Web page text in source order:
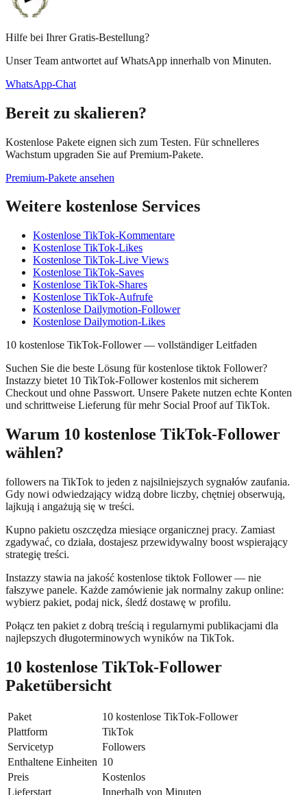
Hilfe bei Ihrer Gratis-Bestellung?
Unser Team antwortet auf WhatsApp innerhalb von Minuten.
WhatsApp-Chat
Bereit zu skalieren?
Kostenlose Pakete eignen sich zum Testen. Für schnelleres
Wachstum upgraden Sie auf Premium-Pakete.
Premium-Pakete ansehen
Weitere kostenlose Services
Kostenlose TikTok-Kommentare
Kostenlose TikTok-Likes
Kostenlose TikTok-Live Views
Kostenlose TikTok-Saves
Kostenlose TikTok-Shares
Kostenlose TikTok-Aufrufe
Kostenlose Dailymotion-Follower
Kostenlose Dailymotion-Likes
10 kostenlose TikTok-Follower — vollständiger Leitfaden
Suchen Sie die beste Lösung für kostenlose tiktok Follower?
Instazzy bietet 10 TikTok-Follower kostenlos mit sicherem
Checkout und ohne Passwort. Unsere Pakete nutzen echte Konten
und schrittweise Lieferung für mehr Social Proof auf TikTok.
Warum 10 kostenlose TikTok-Follower
wählen?
followers na TikTok to jeden z najsilniejszych sygnałów zaufania.
Gdy nowi odwiedzający widzą dobre liczby, chętniej obserwują,
lajkują i angażują się w treści.
Kupno pakietu oszczędza miesiące organicznej pracy. Zamiast
zgadywać, co działa, dostajesz przewidywalny boost wspierający
strategię treści.
Instazzy stawia na jakość kostenlose tiktok Follower — nie
fałszywe panele. Każde zamówienie jak normalny zakup online:
wybierz pakiet, podaj nick, śledź dostawę w profilu.
Połącz ten pakiet z dobrą treścią i regularnymi publikacjami dla
najlepszych długoterminowych wyników na TikTok.
10 kostenlose TikTok-Follower
Paketübersicht
Paket
10 kostenlose TikTok-Follower
Plattform
TikTok
Servicetyp
Followers
Enthaltene Einheiten 10
Preis
Kostenlos
Lieferstart
Innerhalb von Minuten